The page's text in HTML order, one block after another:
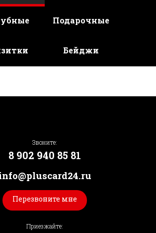
Подарочные
Бейджи
Звоните:
8 902 940 85 81
Перезвоните мне
Приезжайте: